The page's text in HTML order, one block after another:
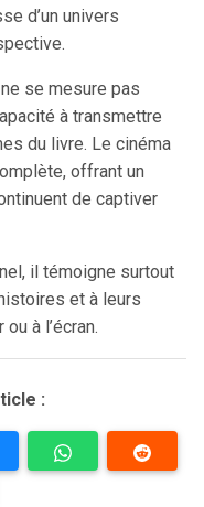
d’un univers
se mesure pas
à transmettre
du livre. Le cinéma
offrant un
de captiver
il témoigne surtout
et à leurs
à l’écran.
: